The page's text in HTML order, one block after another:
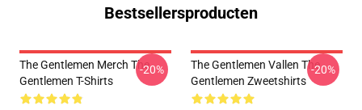
Bestsellersproducten
The Gentlemen Merch The
Gentlemen T-Shirts
-20%
The Gentlemen Vallen The
Gentlemen Zweetshirts
-20%